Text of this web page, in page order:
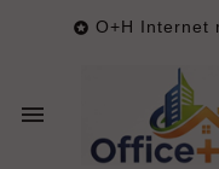
 O+H Internet
